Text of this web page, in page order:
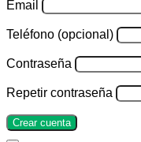
Email
Teléfono (opcional)
Contraseña
Repetir contraseña
Crear cuenta